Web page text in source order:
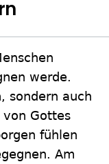
werde.
sondern auch
Gottes
fühlen
Am